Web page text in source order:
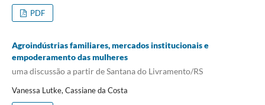
PDF
Agroindústrias familiares, mercados institucionais e
empoderamento das mulheres
uma discussão a partir de Santana do Livramento/RS
Vanessa Lutke, Cassiane da Costa